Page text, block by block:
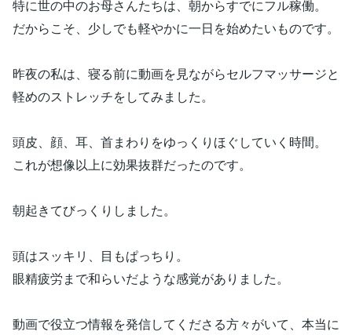
特に世の中のお母さんたちは、朝からすでにフル稼働。
だからこそ、少しでも軽やかに一日を始めたいものです。
昨夜の私は、寝る前に動画を見ながらセルフマッサージと
軽めのストレッチをしてみました。
頭皮、顔、耳、首まわりをゆっくりほぐしていく時間。
これが想像以上に効果抜群だったのです。
朝起きてびっくりしました。
頭はスッキリ、目もぱっちり。
眼精疲労まで和らいだような感覚がありました。
動画で役立つ情報を発信してくださる方々がいて、本当に